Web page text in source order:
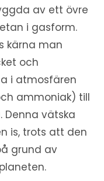
av ett övre
i gasform.
kärna man
och
i atmosfären
ammoniak) till
Denna vätska
is, trots att den
grund av